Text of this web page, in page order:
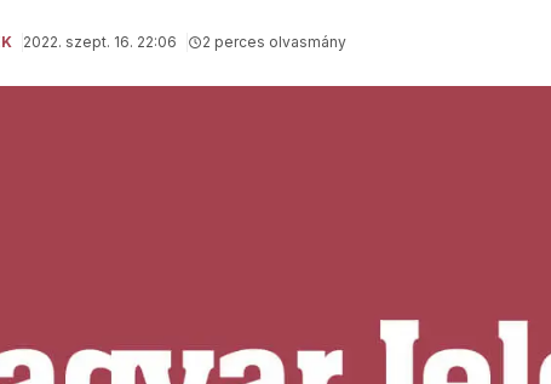
2022. szept. 16. 22:06 2 perces olvasmány